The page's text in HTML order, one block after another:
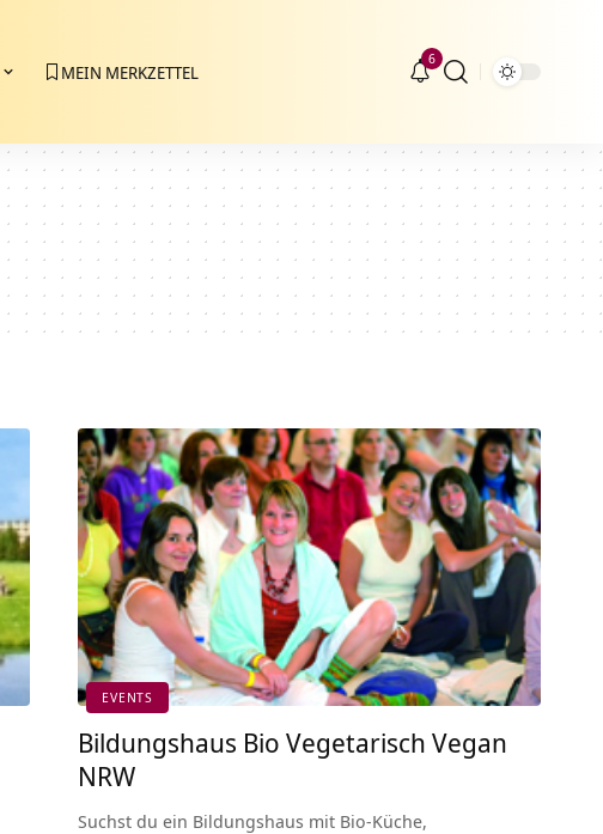
MEIN MERKZETTEL
6
EVENTS
Bildungshaus Bio Vegetarisch Vegan
NRW
Suchst du ein Bildungshaus mit Bio-Küche,